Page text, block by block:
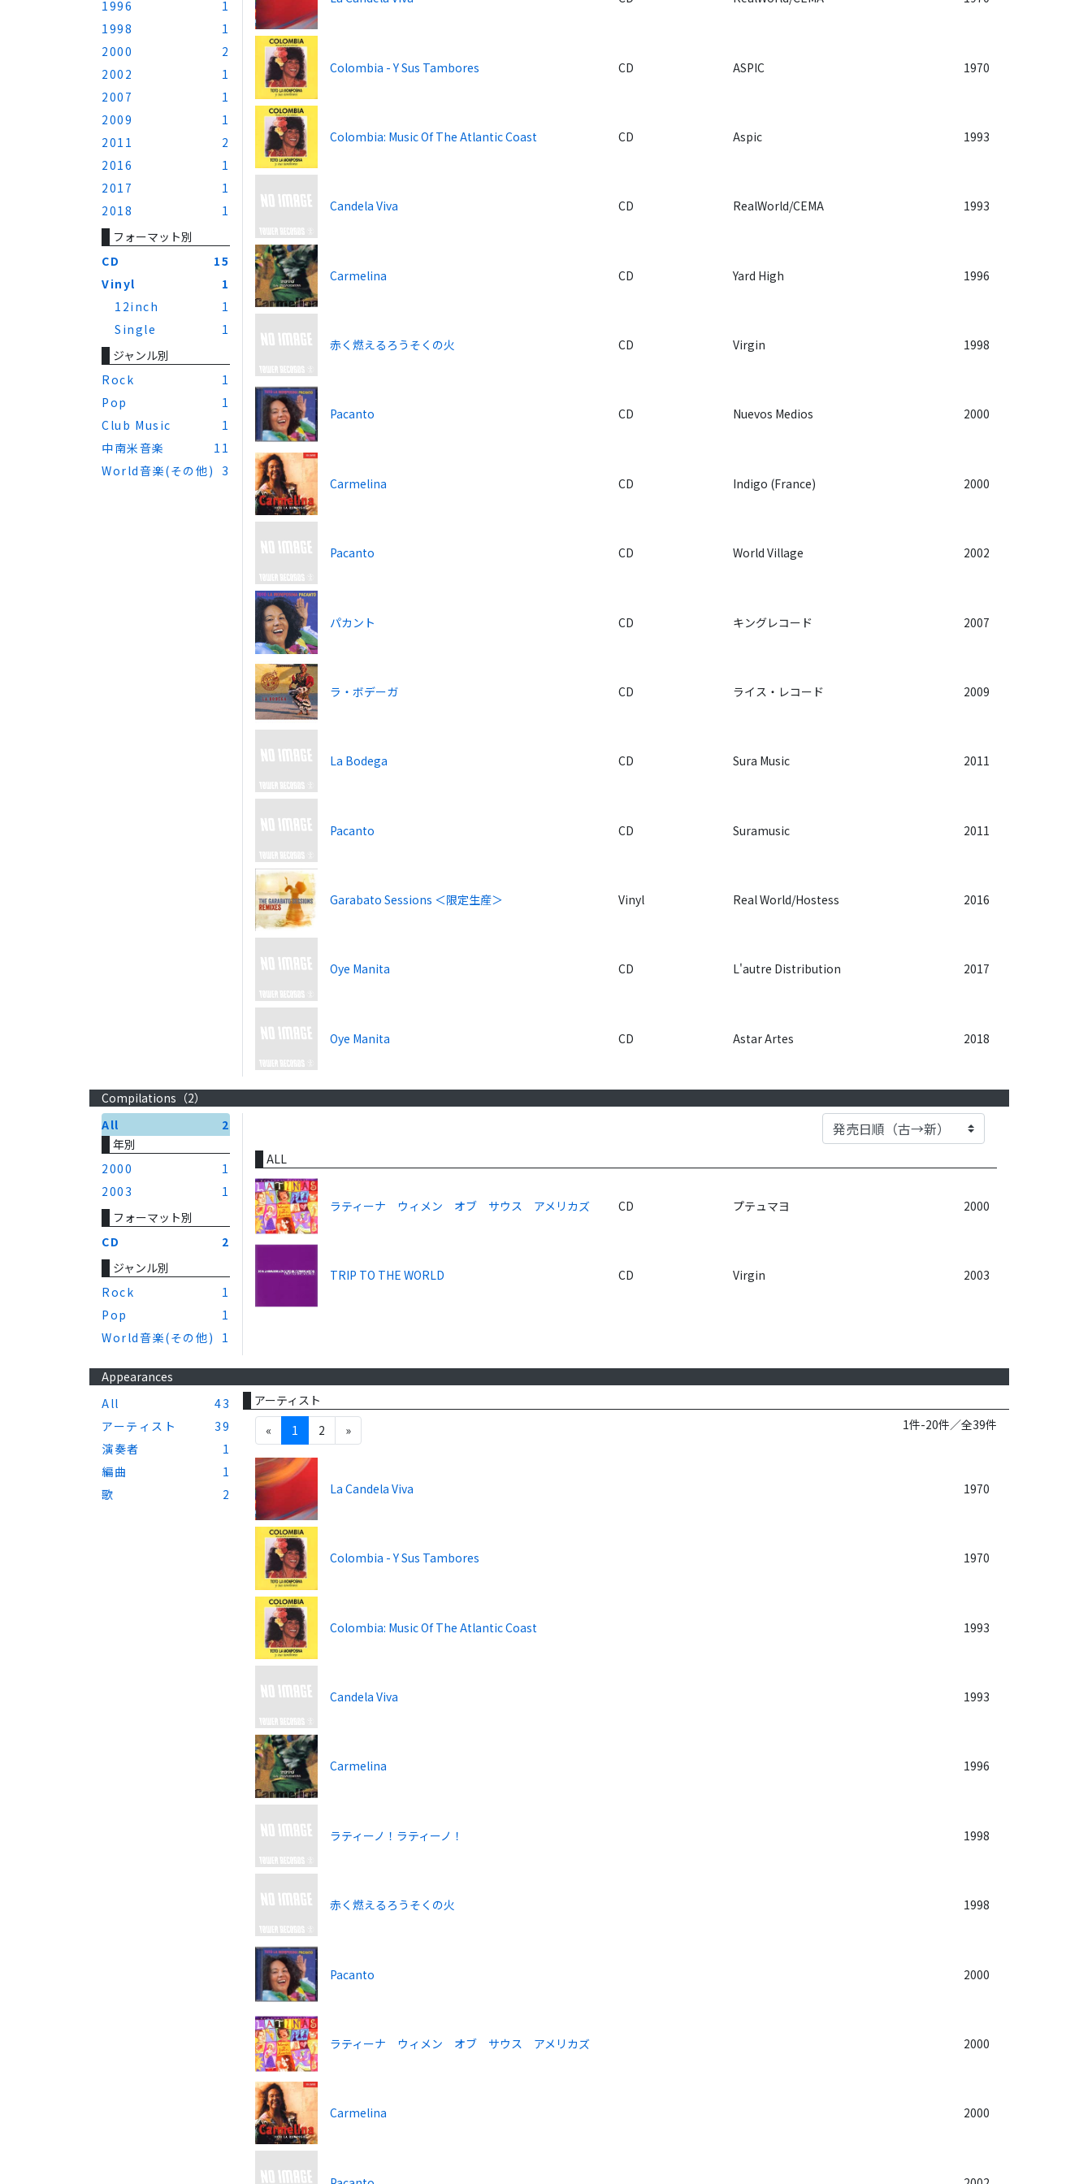
1996
1
1998
1
2000
2
2002
1
2007
1
2009
1
2011
2
2016
1
2017
1
2018
1
フォーマット別
CD
15
Vinyl
1
12inch
1
Single
1
ジャンル別
Rock
1
Pop
1
Club Music
1
中南米音楽
11
World音楽(その他)
3
Colombia - Y Sus Tambores CD ASPIC 1970
Colombia: Music Of The Atlantic Coast CD Aspic 1993
Candela Viva CD RealWorld/CEMA 1993
Carmelina CD Yard High 1996
赤く燃えるろうそくの火 CD Virgin 1998
Pacanto CD Nuevos Medios 2000
Carmelina CD Indigo (France) 2000
Pacanto CD World Village 2002
パカント CD キングレコード 2007
ラ・ボデーガ CD ライス・レコード 2009
La Bodega CD Sura Music 2011
Pacanto CD Suramusic 2011
Garabato Sessions ＜限定生産＞ Vinyl Real World/Hostess 2016
Oye Manita CD L'autre Distribution 2017
Oye Manita CD Astar Artes 2018
Compilations（2）
All
2
年別
2000
1
2003
1
フォーマット別
CD
2
ジャンル別
Rock
1
Pop
1
World音楽(その他)
1
ALL
ラティーナ ウィメン オブ サウス アメリカズ CD プテュマヨ 2000
TRIP TO THE WORLD CD Virgin 2003
Appearances
All
43
アーティスト
39
演奏者
1
編曲
1
歌
2
アーティスト
«
1 2 » 1件-20件／全39件
La Candela Viva 1970
Colombia - Y Sus Tambores 1970
Colombia: Music Of The Atlantic Coast 1993
Candela Viva 1993
Carmelina 1996
ラティーノ！ラティーノ！ 1998
赤く燃えるろうそくの火 1998
Pacanto 2000
ラティーナ ウィメン オブ サウス アメリカズ 2000
Carmelina 2000